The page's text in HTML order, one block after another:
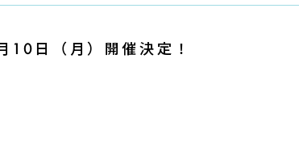
10日（月）開催決定！